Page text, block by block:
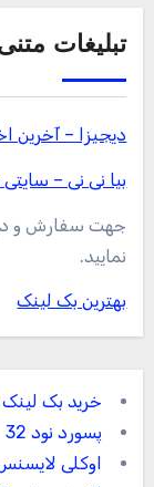
تبلیغات
دیجیزا – آخرین
بیا نی نی –
جهت سفارش و
نمایید.
بهترین بک لینک
خرید بک لینک
پسورد نود 32
اوکلی لایسنس